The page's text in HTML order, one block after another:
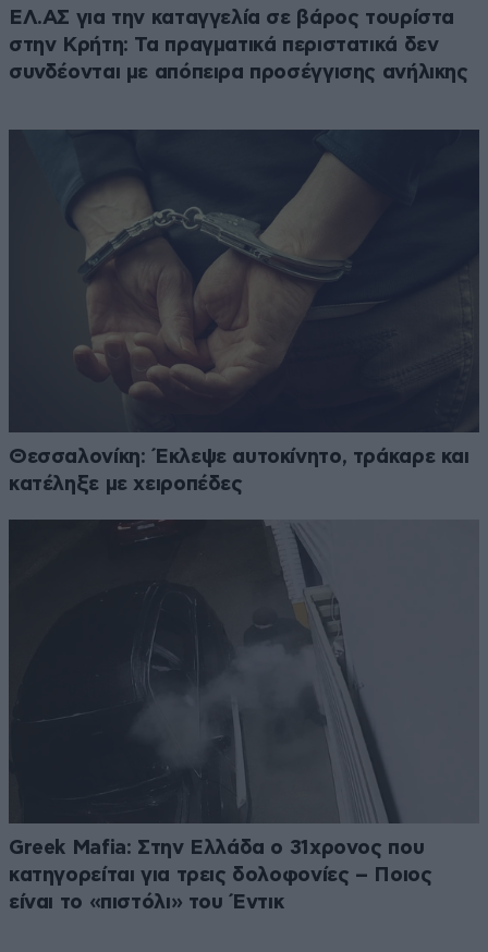
ΕΛ.ΑΣ για την καταγγελία σε βάρος τουρίστα
στην Κρήτη: Τα πραγματικά περιστατικά δεν
συνδέονται με απόπειρα προσέγγισης ανήλικης
Θεσσαλονίκη: Έκλεψε αυτοκίνητο, τράκαρε και
κατέληξε με χειροπέδες
Greek Mafia: Στην Ελλάδα ο 31χρονος που
κατηγορείται για τρεις δολοφονίες – Ποιος
είναι το «πιστόλι» του Έντικ